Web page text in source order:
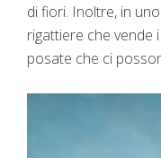
di fiori. Inoltre, in
rigattiere che vende
posate che ci